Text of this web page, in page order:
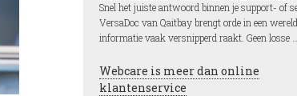
Snel het juiste antwoord binnen je support- of
VersaDoc van Qaitbay brengt orde in een
informatie vaak versnipperd raakt. Geen losse …
Webcare is meer dan online
klantenservice